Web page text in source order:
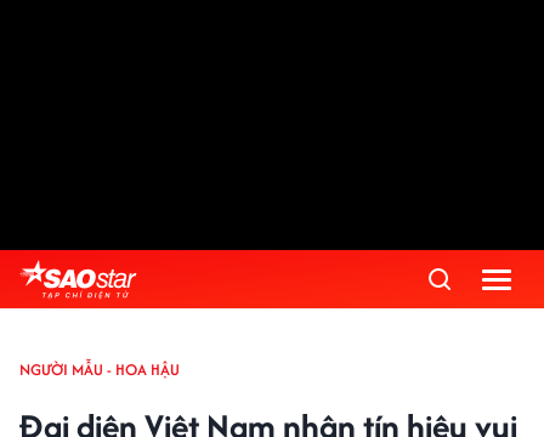
NGƯỜI MẪU - HOA HẬU
Đại diện Việt Nam nhận tín hiệu vui